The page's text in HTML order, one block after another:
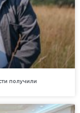
получили